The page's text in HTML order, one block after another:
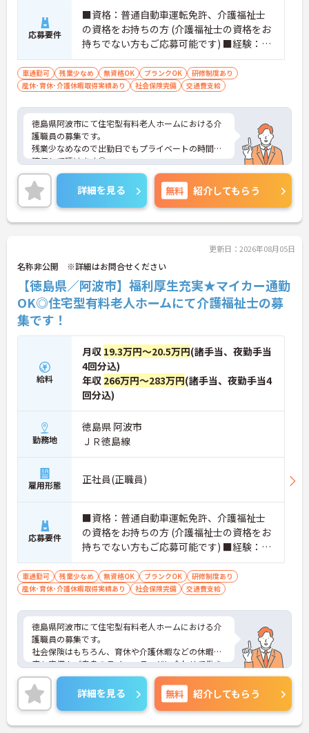
応募要件
■資格：普通自動車運転免許、介護福祉士
の資格をお持ちの方 (介護福祉士の資格をお
持ちでない方もご応募可能です) ■経験：不
問
車通勤可 残業少なめ 無資格OK ブランクOK
研修制度あり
産休･育休･介護休暇取得実績あり
社会保険完備 交通費支給
徳島県阿波市にて住宅型有料老人ホームにおける介
護職員の募集です。
残業少なめなので出勤日でもプライベートの時間を
確保して頂けます◎
社会保険をはじめ、育児休暇、介護休暇制度など福
利厚生もしっかり★安心して働ける環境が整ってい
ます！
ご興味ある方には、面接対策ポイントなど、詳細を
お話しいたしますのでお気軽にご相談ください。
詳細を見る 無料 紹介してもらう
更新日：2026年08月05日
名称非公開 ※詳細はお問合せください
【徳島県／阿波市】福利厚生充実★マイカー通勤
OK◎住宅型有料老人ホームにて介護福祉士の募
集です！
給料
月収 19.3万円～20.5万円(諸手当、夜勤手当
4回分込)
年収 266万円～283万円(諸手当、夜勤手当4
回分込)
勤務地
徳島県 阿波市
ＪＲ徳島線
雇用形態 正社員(正職員)
応募要件
■資格：普通自動車運転免許、介護福祉士
の資格をお持ちの方 (介護福祉士の資格をお
持ちでない方もご応募可能です) ■経験：不
問
車通勤可 残業少なめ 無資格OK ブランクOK
研修制度あり
産休･育休･介護休暇取得実績あり
社会保険完備 交通費支給
徳島県阿波市にて住宅型有料老人ホームにおける介
護職員の募集です。
社会保険はもちろん、育休や介護休暇などの休暇制
度も完備！ご自身のライフステージに合わせて働き
やすい環境が整っています◎
マイカー通勤OK 無料駐車場完備なので、通勤のス
トレスが少ないのも嬉しいポイントです。
あなたの経験やスキルを活かして、高齢者の皆さま
が安心して過ごせる空間づくりにチャレンジしてみ
詳細を見る 無料 紹介してもらう